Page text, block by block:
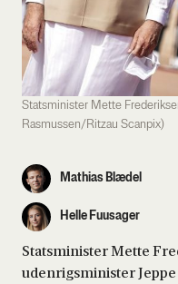
Statsminister Mette
Rasmussen/Ritzau Scanpix)
Mathias Blædel
Helle Fuusager
Statsminister Mette
udenrigsminister